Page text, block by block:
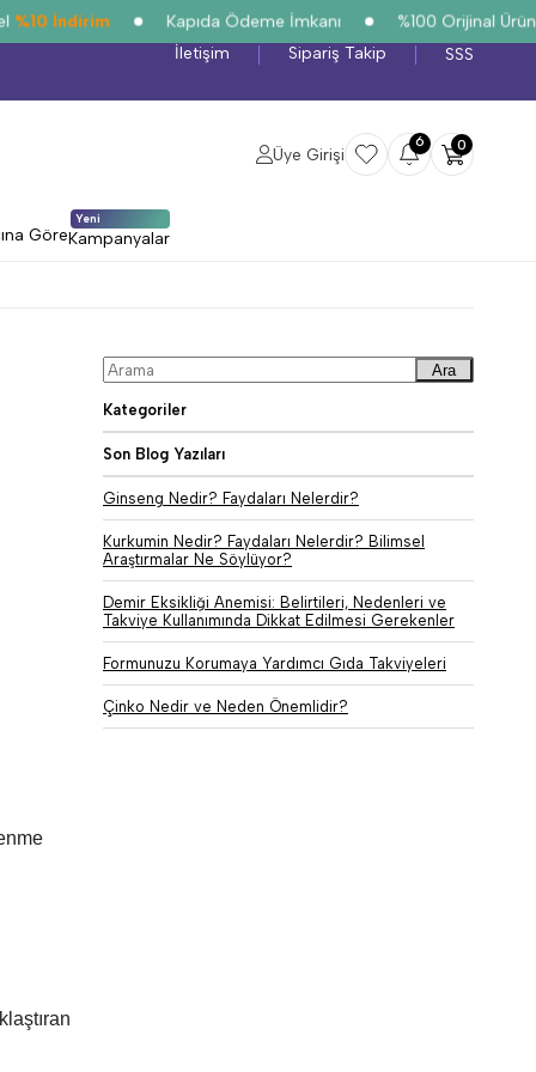
İndirim Kapıda Ödeme İmkanı
%100 Orijinal Ürün
İletişim
Sipariş Takip SSS
Üye Girişi
6 0
Göre
Yeni
Kampanyalar
Ara
Kategoriler
Son Blog Yazıları
Ginseng Nedir? Faydaları Nelerdir?
Kurkumin Nedir? Faydaları Nelerdir? Bilimsel
Araştırmalar Ne Söylüyor?
Demir Eksikliği Anemisi: Belirtileri, Nedenleri ve
Takviye Kullanımında Dikkat Edilmesi Gerekenler
Formunuzu Korumaya Yardımcı Gıda Takviyeleri
Çinko Nedir ve Neden Önemlidir?